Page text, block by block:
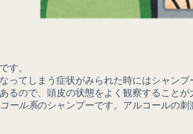
す。
ってしまう症状がみられた時にはシャン
ので、頭皮の状態をよく観察することが
ール系のシャンプーです。アルコールの刺